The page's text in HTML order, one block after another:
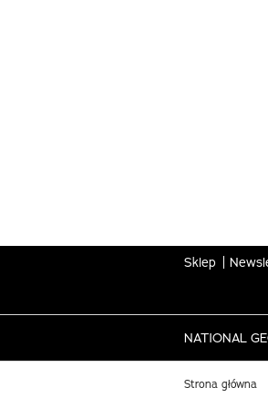
Sklep
NATIONAL
Strona główna